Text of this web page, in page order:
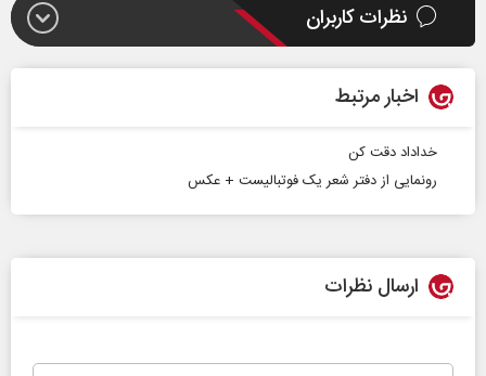
نظرات کاربران
اخبار مرتبط
خداداد دقت کن
رونمایی از دفتر شعر یک فوتبالیست + عکس
ارسال نظرات